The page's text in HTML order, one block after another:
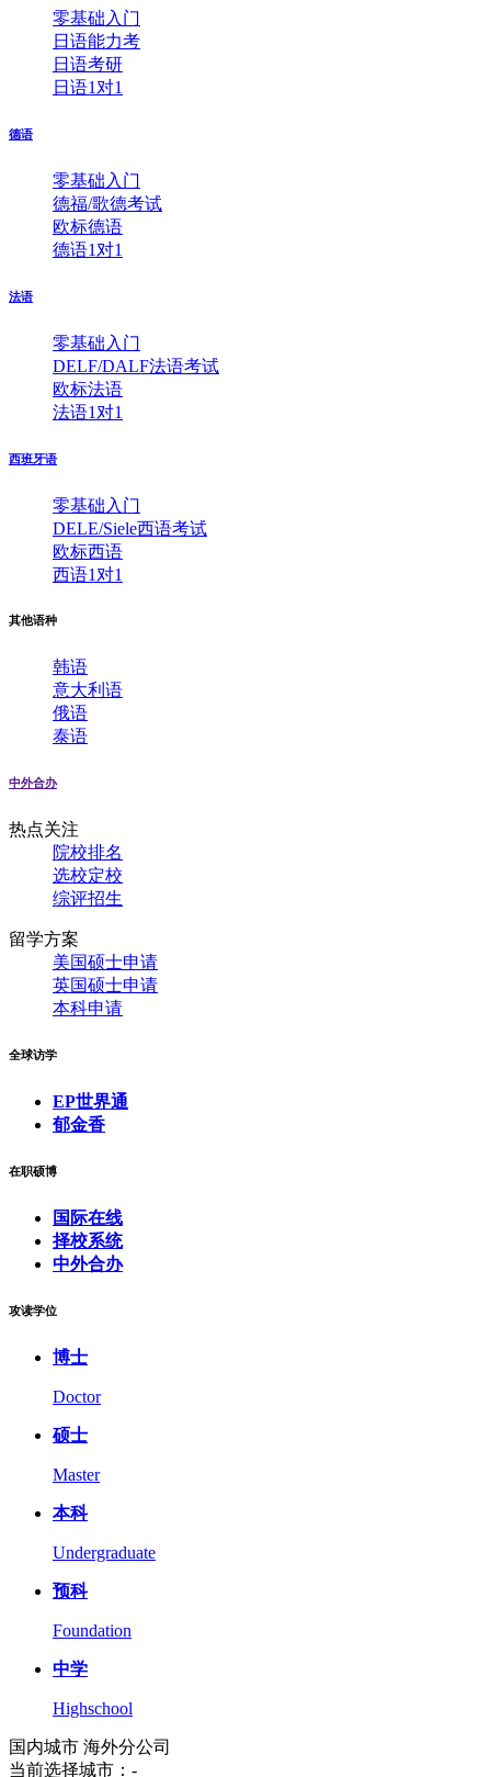
零基础入门
日语能力考
日语考研
日语1对1
德语
零基础入门
德福/歌德考试
欧标德语
德语1对1
法语
零基础入门
DELF/DALF法语考试
欧标法语
法语1对1
西班牙语
零基础入门
DELE/Siele西语考试
欧标西语
西语1对1
其他语种
韩语
意大利语
俄语
泰语
中外合办
热点关注
院校排名
选校定校
综评招生
留学方案
美国硕士申请
英国硕士申请
本科申请
全球访学
EP世界通
郁金香
在职硕博
国际在线
择校系统
中外合办
攻读学位
博士
Doctor
硕士
Master
本科
Undergraduate
预科
Foundation
中学
Highschool
国内城市 海外分公司
当前选择城市： -